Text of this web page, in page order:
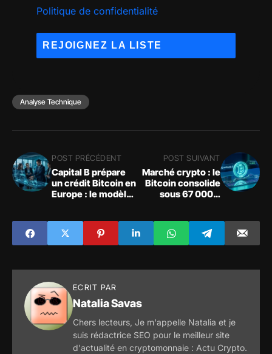
Politique de confidentialité
Analyse Technique
POST PRÉCÉDENT
Capital B prépare
un crédit Bitcoin en
Europe : le modèle
POST SUIVANT
Marché crypto : le
Bitcoin consolide
sous 67 000 $
ECRIT PAR
Natalia Savas
Chers lecteurs, Je m'appelle Natalia et je
suis rédactrice SEO pour le meilleur site
d'actualité en cryptomonnaie : Actu Crypto.